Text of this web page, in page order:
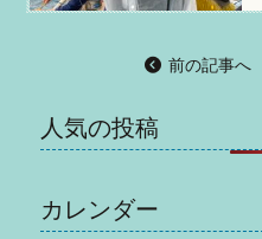
前の記事へ
人気の投稿
カレンダー